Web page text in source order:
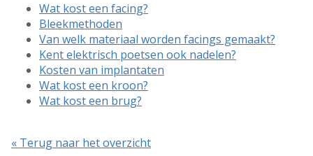
Wat kost een facing?
Bleekmethoden
Van welk materiaal worden facings gemaakt?
Kent elektrisch poetsen ook nadelen?
Kosten van implantaten
Wat kost een kroon?
Wat kost een brug?
« Terug naar het overzicht